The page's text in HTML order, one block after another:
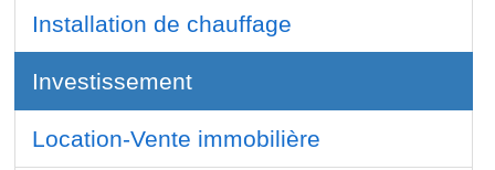
Installation de chauffage
Investissement
Location-Vente immobilière